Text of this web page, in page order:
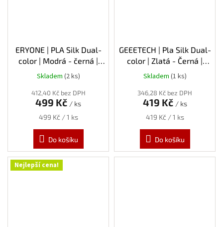
ERYONE | PLA Silk Dual-
color | Modrá - černá |
1.75mm | 1kg
Skladem (2 ks)
412,40 Kč bez DPH
499 Kč / ks
Měrná
499 Kč / 1 ks
Do košíku
GEEETECH | Pla Silk Dual-
color | Zlatá - Černá |
1.75mm | 1kg
Skladem (1 ks)
346,28 Kč bez DPH
419 Kč / ks
Měrná
419 Kč / 1 ks
Do košíku
Nejlepší cena!